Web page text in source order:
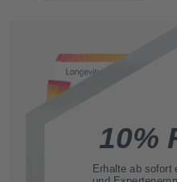
10%
Erhalte ab sofort